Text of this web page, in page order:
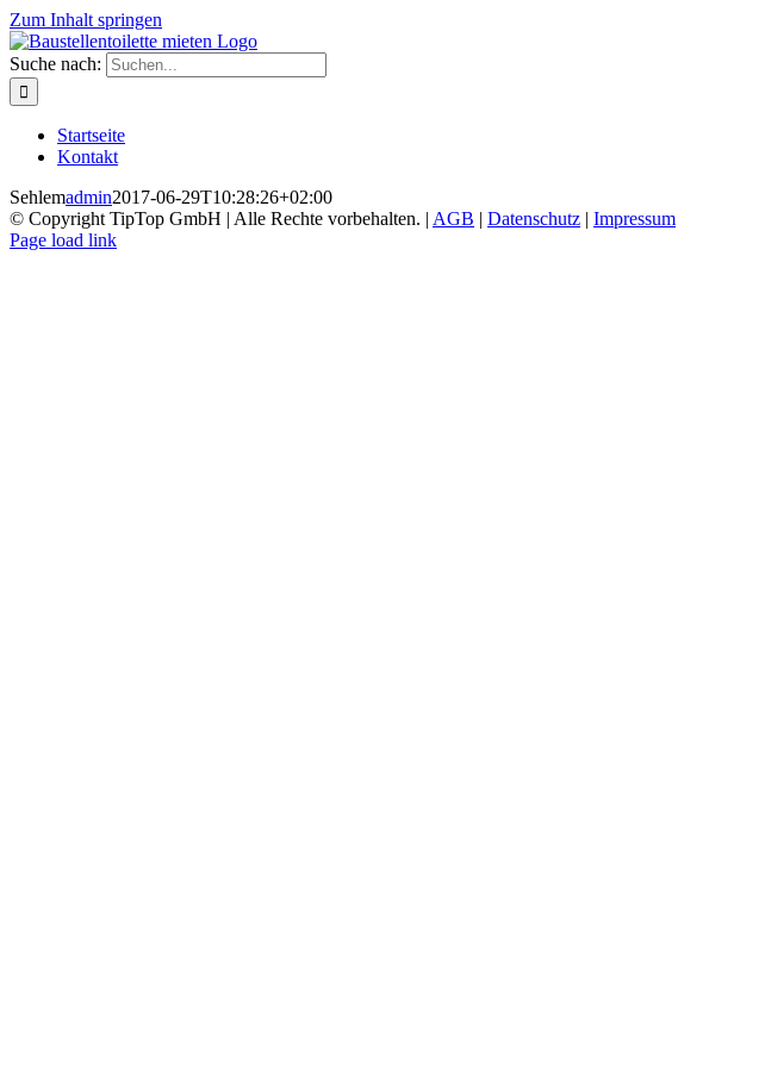
Zum Inhalt springen
Suche nach:
Startseite
Kontakt
Sehlemadmin2017-06-29T10:28:26+02:00
© Copyright TipTop GmbH | Alle Rechte vorbehalten. | AGB | Datenschutz | Impressum
Page load link